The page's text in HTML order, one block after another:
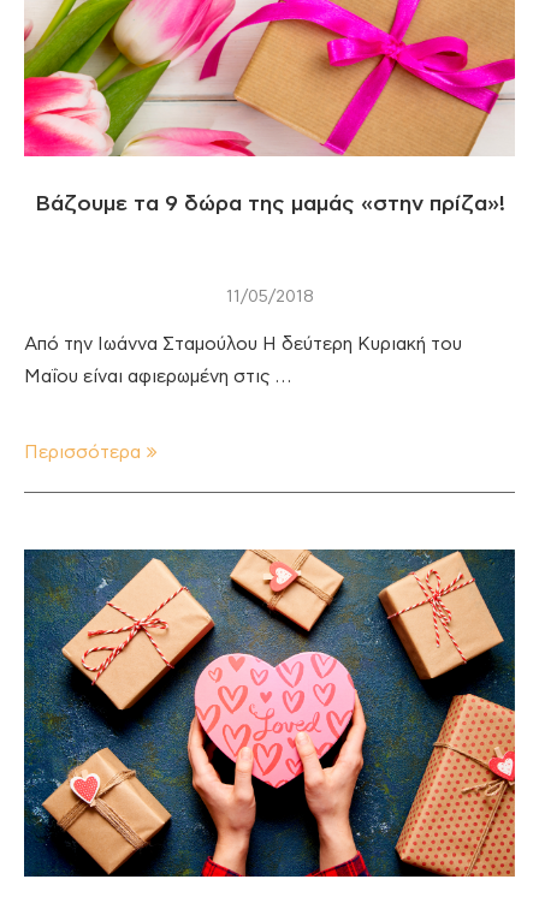
Βάζουμε τα 9 δώρα της μαμάς «στην πρίζα»!
11/05/2018
Από την Ιωάννα Σταμούλου Η δεύτερη Κυριακή του
Μαΐου είναι αφιερωμένη στις …
Περισσότερα